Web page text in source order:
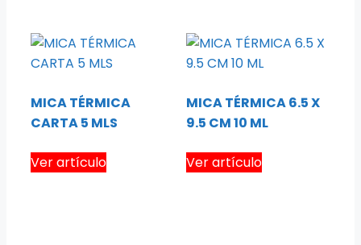
MICA TÉRMICA
CARTA 5 MLS
Ver artículo
MICA TÉRMICA 6.5 X
9.5 CM 10 ML
Ver artículo